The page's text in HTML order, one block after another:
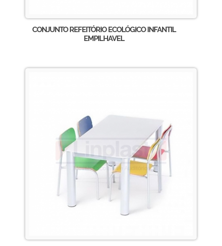
CONJUNTO REFEITÓRIO ECOLÓGICO INFANTIL
EMPILHAVEL